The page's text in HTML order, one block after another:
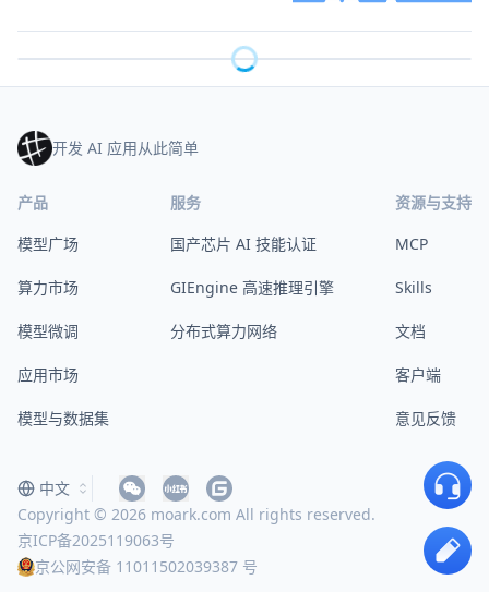
开发 AI 应用从此简单
产品
模型广场
算力市场
模型微调
应用市场
模型与数据集
服务
国产芯片 AI 技能认证
GIEngine 高速推理引擎
分布式算力网络
资源与支持
MCP
Skills
文档
客户端
意见反馈
Copyright © 2026 moark.com All rights reserved.
京ICP备2025119063号
京公网安备 11011502039387 号
中文